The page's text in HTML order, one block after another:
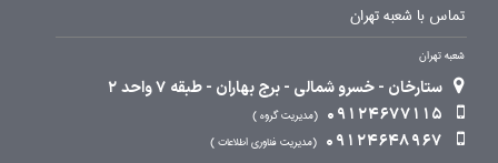
تماس با شعبه تهران
شعبه تهران
ستارخان - خسرو شمالی - برج بهاران - طبقه 7 واحد 2
09124677115
مدیریت گروه
09124648967 مدیریت فناوری اطلاعات